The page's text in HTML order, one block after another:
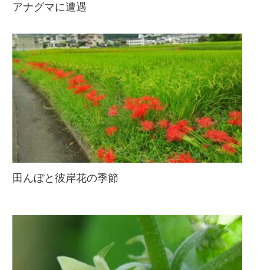
アナグマに遭遇
田んぼと彼岸花の季節